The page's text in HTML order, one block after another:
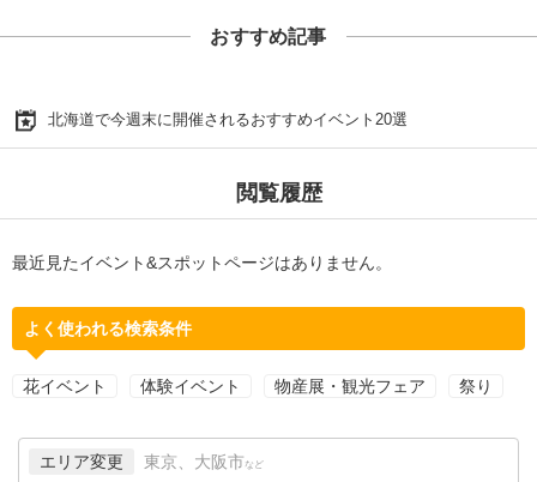
おすすめ記事
北海道で今週末に開催されるおすすめイベント20選
閲覧履歴
最近見たイベント&スポットページはありません。
よく使われる検索条件
花イベント 体験イベント 物産展・観光フェア 祭り
エリア変更 東京、大阪市 など